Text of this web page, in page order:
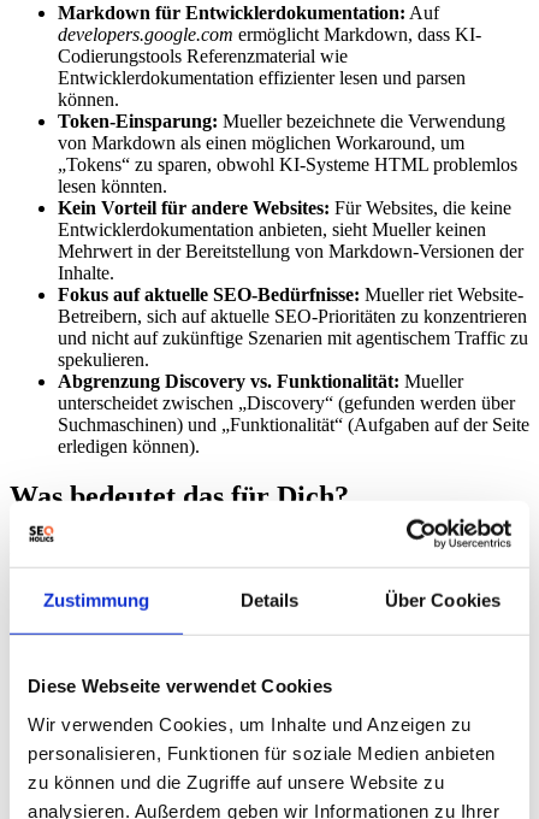
Zustimmung Details Über Cookies
Diese Webseite verwendet Cookies
Wir verwenden Cookies, um Inhalte und Anzeigen zu
personalisieren, Funktionen für soziale Medien anbieten
zu können und die Zugriffe auf unsere Website zu
analysieren. Außerdem geben wir Informationen zu Ihrer
Markdown für Entwicklerdokumentation: Auf
developers.google.com ermöglicht Markdown, dass KI-
Codierungstools Referenzmaterial wie
Entwicklerdokumentation effizienter lesen und parsen
können.
Token-Einsparung: Mueller bezeichnete die Verwendung
von Markdown als einen möglichen Workaround, um
„Tokens“ zu sparen, obwohl KI-Systeme HTML problemlos
lesen könnten.
Kein Vorteil für andere Websites: Für Websites, die keine
Entwicklerdokumentation anbieten, sieht Mueller keinen
Mehrwert in der Bereitstellung von Markdown-Versionen der
Inhalte.
Fokus auf aktuelle SEO-Bedürfnisse: Mueller riet Website-
Betreibern, sich auf aktuelle SEO-Prioritäten zu konzentrieren
und nicht auf zukünftige Szenarien mit agentischem Traffic zu
spekulieren.
Abgrenzung Discovery vs. Funktionalität: Mueller
unterscheidet zwischen „Discovery“ (gefunden werden über
Suchmaschinen) und „Funktionalität“ (Aufgaben auf der Seite
erledigen können).
Was bedeutet das für Dich?
Konzentriere Dich auf die Grundlagen der
Suchmaschinenoptimierung. Hier sind konkrete Schritte:
Keyword-Recherche:
Stelle sicher, dass Deine wichtigsten
Keywords in Titeln, Überschriften und im Text vorkommen.
relevanten Content für Deine Zielgruppe.
Technische SEO:Optimiere Deine Website-
Geschwindigkeit, Mobile-Friendliness und Struktur.SEO
erklärt: Warum es für Ihre Website wichtig ist
Interne Verlinkung:Verlinke relevante Seiten innerhalb
Deiner Website miteinander.
Backlink-Aufbau:Baue qualitativ hochwertige Backlinks